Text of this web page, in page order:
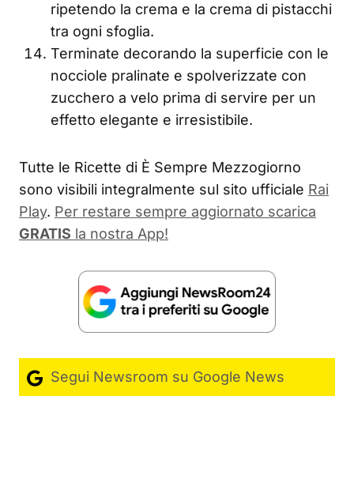
ripetendo la crema e la crema di pistacchi
tra ogni sfoglia.
Terminate decorando la superficie con le
nocciole pralinate e spolverizzate con
zucchero a velo prima di servire per un
effetto elegante e irresistibile.
Tutte le Ricette di È Sempre Mezzogiorno
sono visibili integralmente sul sito ufficiale Rai
Play. Per restare sempre aggiornato scarica
GRATIS la nostra App!
Segui Newsroom su Google News